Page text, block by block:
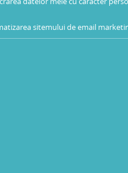
sitemului de email